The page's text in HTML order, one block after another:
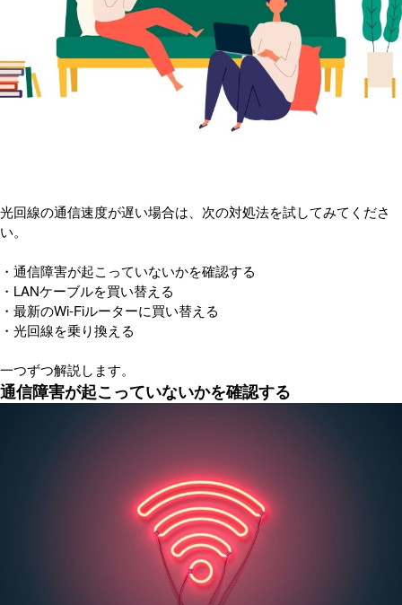
光回線の通信速度が遅い場合は、次の対処法を試してみてくださ
い。
・通信障害が起こっていないかを確認する
・LANケーブルを買い替える
・最新のWi-Fiルーターに買い替える
・光回線を乗り換える
一つずつ解説します。
通信障害が起こっていないかを確認する